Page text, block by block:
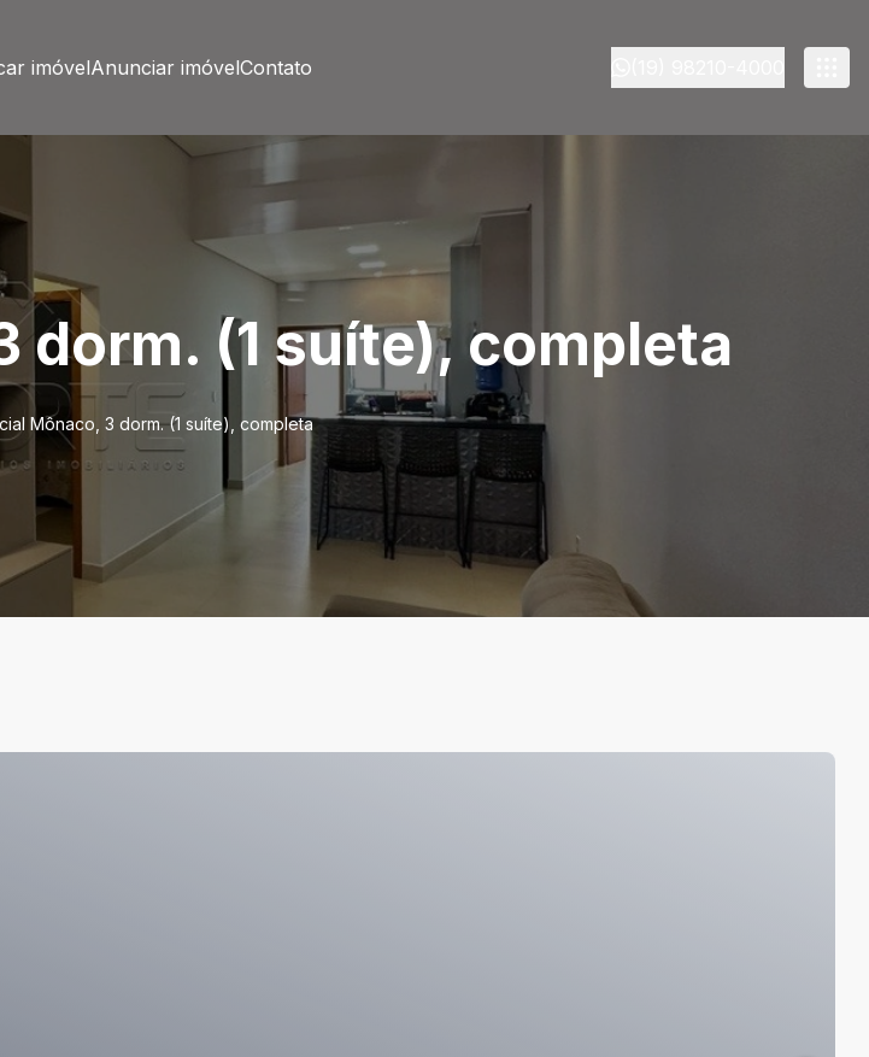
imóvelAnunciar imóvelContato
dorm. (1 suíte), completa
Mônaco, 3 dorm. (1 suíte), completa